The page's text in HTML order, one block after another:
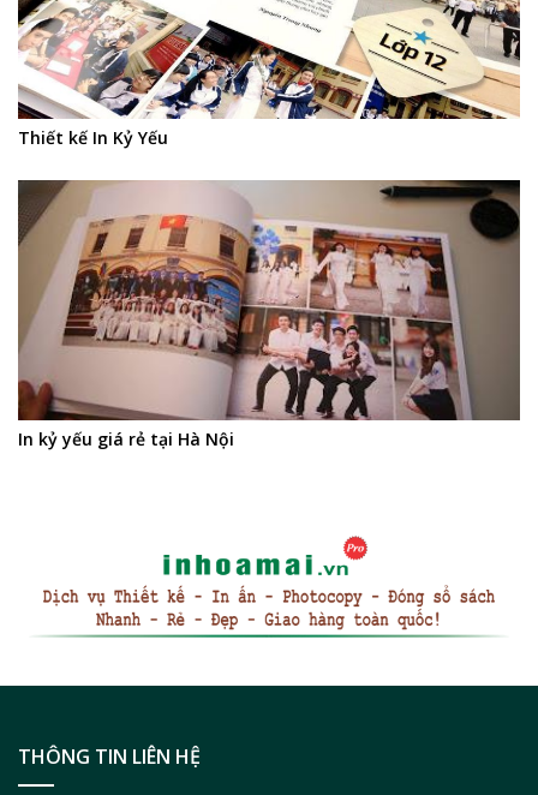
Thiết kế In Kỷ Yếu
In kỷ yếu giá rẻ tại Hà Nội
THÔNG TIN LIÊN HỆ